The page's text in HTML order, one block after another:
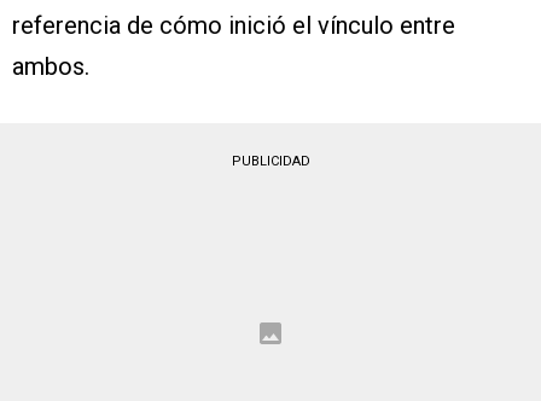
referencia de cómo inició el vínculo entre
ambos.
PUBLICIDAD